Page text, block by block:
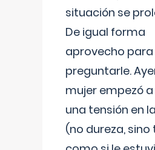
situación se
De igual forma
aprovecho para
preguntarle.
mujer empezó
una tensión en
(no dureza, sino